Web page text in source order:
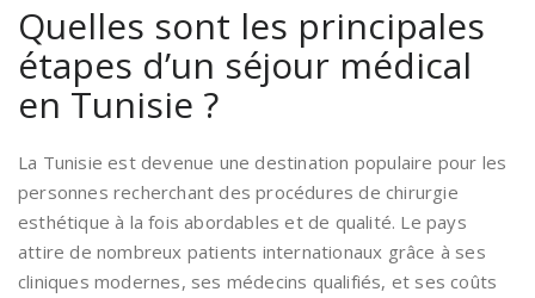
Quelles sont les principales
étapes d’un séjour médical
en Tunisie ?
La Tunisie est devenue une destination populaire pour les
personnes recherchant des procédures de chirurgie
esthétique à la fois abordables et de qualité. Le pays
attire de nombreux patients internationaux grâce à ses
cliniques modernes, ses médecins qualifiés, et ses coûts